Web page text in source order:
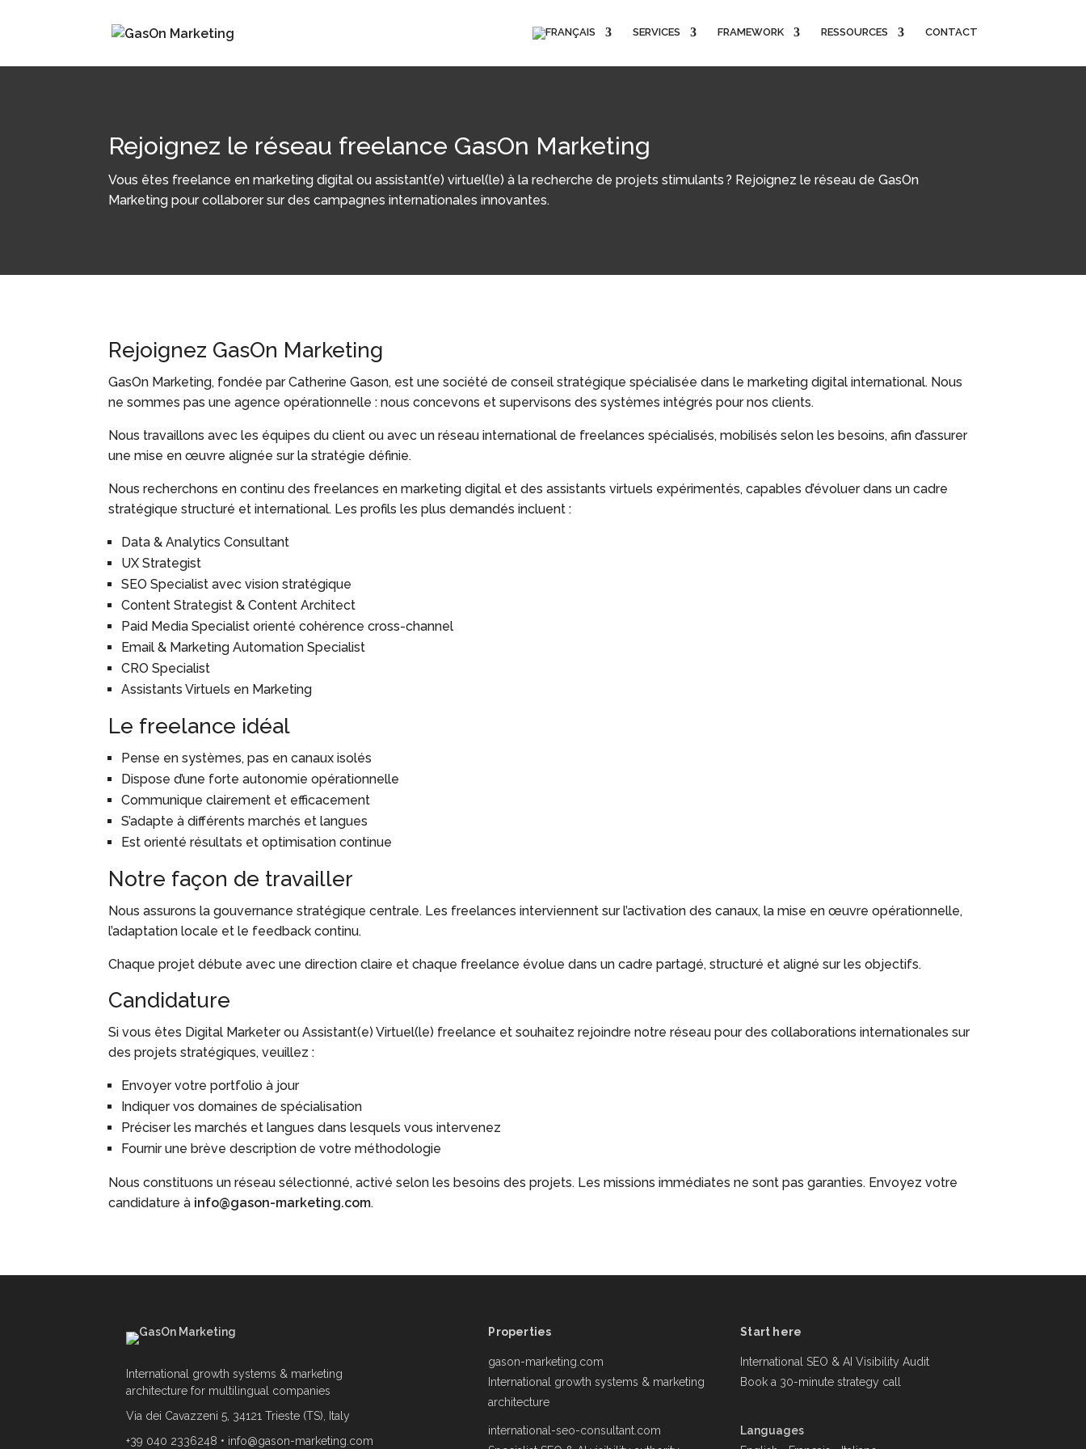
SERVICES FRAMEWORK RESSOURCES CONTACT
Rejoignez le réseau freelance GasOn Marketing
Vous êtes freelance en marketing digital ou assistant(e) virtuel(le) à la recherche de projets stimulants ? Rejoignez le réseau de GasOn
Marketing pour collaborer sur des campagnes internationales innovantes.
Rejoignez GasOn Marketing
GasOn Marketing, fondée par Catherine Gason, est une société de conseil stratégique spécialisée dans le marketing digital international. Nous
ne sommes pas une agence opérationnelle : nous concevons et supervisons des systèmes intégrés pour nos clients.
Nous travaillons avec les équipes du client ou avec un réseau international de freelances spécialisés, mobilisés selon les besoins, afin d’assurer
une mise en œuvre alignée sur la stratégie définie.
Nous recherchons en continu des freelances en marketing digital et des assistants virtuels expérimentés, capables d’évoluer dans un cadre
stratégique structuré et international. Les profils les plus demandés incluent :
Data & Analytics Consultant
UX Strategist
SEO Specialist avec vision stratégique
Content Strategist & Content Architect
Paid Media Specialist orienté cohérence cross-channel
Email & Marketing Automation Specialist
CRO Specialist
Assistants Virtuels en Marketing
Le freelance idéal
Pense en systèmes, pas en canaux isolés
Dispose d’une forte autonomie opérationnelle
Communique clairement et efficacement
S’adapte à différents marchés et langues
Est orienté résultats et optimisation continue
Notre façon de travailler
Nous assurons la gouvernance stratégique centrale. Les freelances interviennent sur l’activation des canaux, la mise en œuvre opérationnelle,
l’adaptation locale et le feedback continu.
Chaque projet débute avec une direction claire et chaque freelance évolue dans un cadre partagé, structuré et aligné sur les objectifs.
Candidature
Si vous êtes Digital Marketer ou Assistant(e) Virtuel(le) freelance et souhaitez rejoindre notre réseau pour des collaborations internationales sur
des projets stratégiques, veuillez :
Envoyer votre portfolio à jour
Indiquer vos domaines de spécialisation
Préciser les marchés et langues dans lesquels vous intervenez
Fournir une brève description de votre méthodologie
Nous constituons un réseau sélectionné, activé selon les besoins des projets. Les missions immédiates ne sont pas garanties. Envoyez votre
candidature à info@gason-marketing.com.
International growth systems & marketing
architecture for multilingual companies
Via dei Cavazzeni 5, 34121 Trieste (TS), Italy
+39 040 2336248 • info@gason-marketing.com
Properties Start here
gason-marketing.com
International SEO & AI Visibility Audit
International growth systems & marketing
architecture
Book a 30-minute strategy call
international-seo-consultant.com
Languages